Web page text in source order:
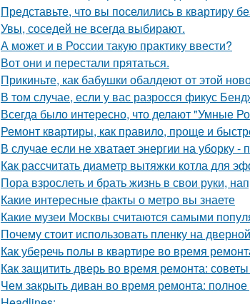
Представьте, что вы поселились в квартиру
Увы, соседей не всегда выбирают.
А может и в России такую практику ввести?
Вот они и перестали прятаться.
Прикиньте, как бабушки обалдеют от этой
В том случае, если у вас разросся фикус
Всегда было интересно, что делают "Умные
Ремонт квартиры, как правило, проще и
В случае если не хватает энергии на уборку -
Как рассчитать диаметр вытяжки котла для
Пора взрослеть и брать жизнь в свои руки,
Какие интересные факты о метро вы знаете
Какие музеи Москвы считаются самыми
Почему стоит использовать пленку на
Как уберечь полы в квартире во время
Как защитить дверь во время ремонта: советы
Чем закрыть диван во время ремонта: полное